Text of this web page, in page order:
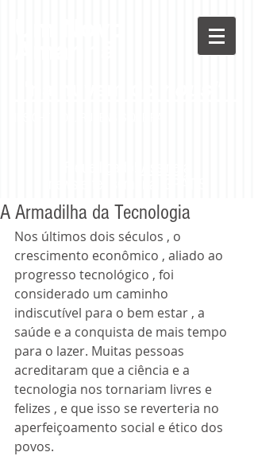
A Armadilha da Tecnologia
Nos últimos dois séculos , o
crescimento econômico , aliado ao
progresso tecnológico , foi
considerado um caminho
indiscutível para o bem estar , a
saúde e a conquista de mais tempo
para o lazer. Muitas pessoas
acreditaram que a ciência e a
tecnologia nos tornariam livres e
felizes , e que isso se reverteria no
aperfeiçoamento social e ético dos
povos.